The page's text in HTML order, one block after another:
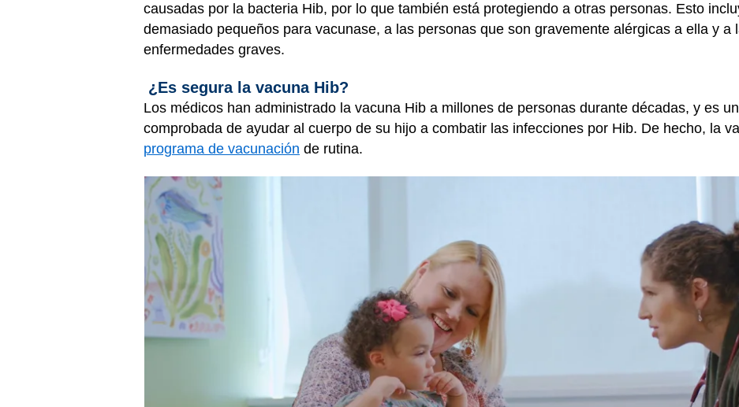
causadas por la bacteria Hib, por lo que también está protegiendo a otras personas. Esto
demasiado pequeños para vacunase, a las personas que son gravemente alérgicas a ella y a
enfermedades graves.
¿Es segura la vacuna Hib?
Los médicos han administrado la vacuna Hib a millones de personas durante décadas, y es
comprobada de ayudar al cuerpo de su hijo a combatir las infecciones por Hib. De hecho, la
programa de vacunación de rutina.